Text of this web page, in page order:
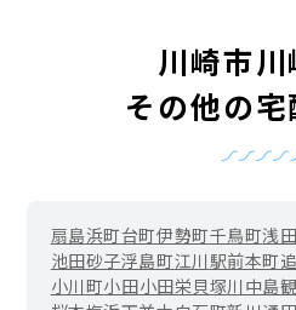
川崎市
その他の
扇島浜町台町伊勢町千鳥町浅田
池田砂子浮島町江川 駅前本町
小川町小田小田栄 貝塚川中島